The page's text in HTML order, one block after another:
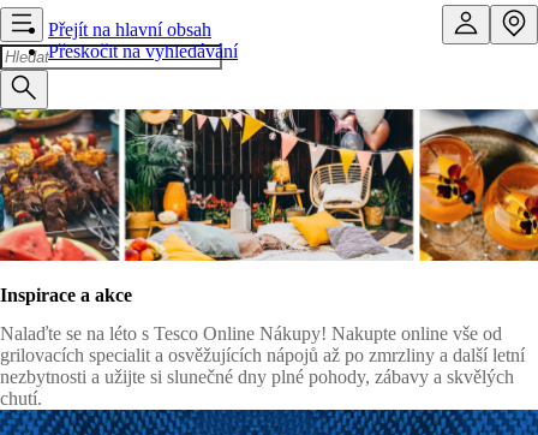
Přejít na hlavní obsah
Přeskočit na vyhledávání
Inspirace a akce
Nalaďte se na léto s Tesco Online Nákupy! Nakupte online vše od
grilovacích specialit a osvěžujících nápojů až po zmrzliny a další letní
nezbytnosti a užijte si slunečné dny plné pohody, zábavy a skvělých
chutí.